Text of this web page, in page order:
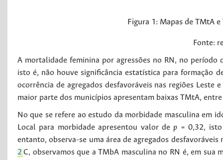
Figura 1: Mapas de TMtA
Fonte:
A mortalidade feminina por agressões no RN, no
isto é, não houve significância estatística para formação
ocorrência de agregados desfavoráveis nas regiões Leste
maior parte dos municípios apresentam baixas TMtA,
No que se refere ao estudo da morbidade masculina em
Local para morbidade apresentou valor de p = 0,32,
entanto, observa-se uma área de agregados desfavoráveis
2 C, observamos que a TMbA masculina no RN é, em